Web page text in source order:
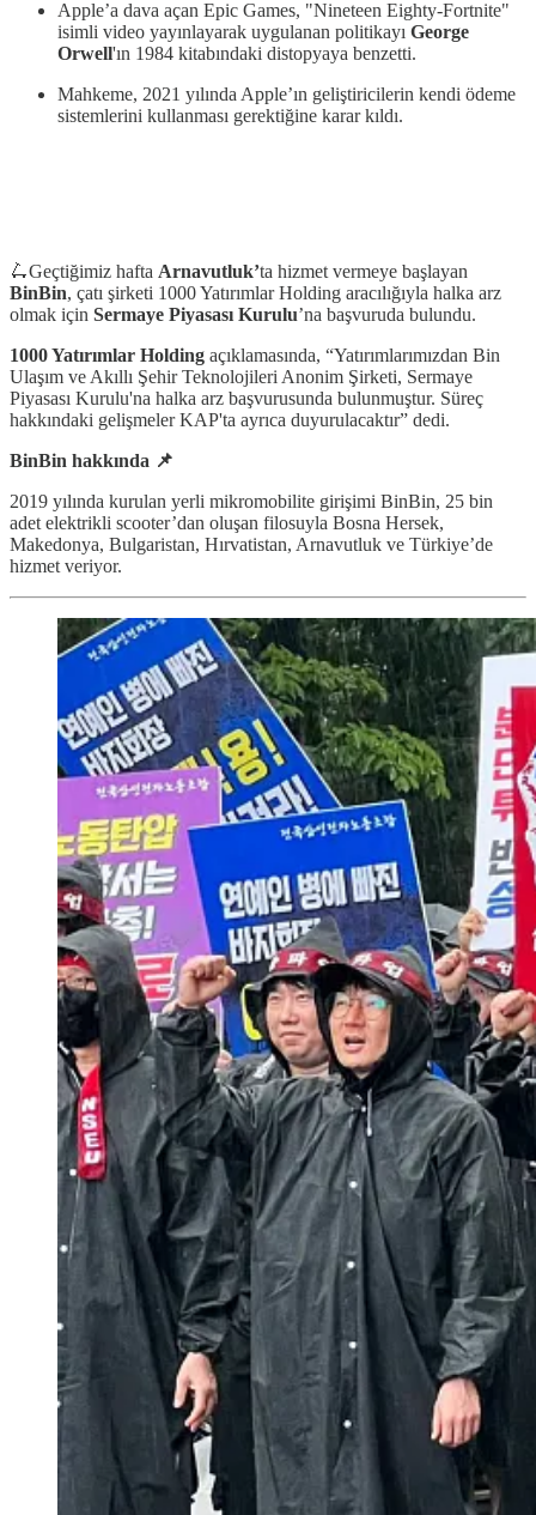
Apple’a dava açan Epic Games, "Nineteen Eighty-Fortnite"
isimli video yayınlayarak uygulanan politikayı George
Orwell'ın 1984 kitabındaki distopyaya benzetti.
Mahkeme, 2021 yılında Apple’ın geliştiricilerin kendi ödeme
sistemlerini kullanması gerektiğine karar kıldı.
🛴Geçtiğimiz hafta Arnavutluk’ta hizmet vermeye başlayan
BinBin, çatı şirketi 1000 Yatırımlar Holding aracılığıyla halka arz
olmak için Sermaye Piyasası Kurulu’na başvuruda bulundu.
1000 Yatırımlar Holding açıklamasında, “Yatırımlarımızdan Bin
Ulaşım ve Akıllı Şehir Teknolojileri Anonim Şirketi, Sermaye
Piyasası Kurulu'na halka arz başvurusunda bulunmuştur. Süreç
hakkındaki gelişmeler KAP'ta ayrıca duyurulacaktır” dedi.
BinBin hakkında 📌
2019 yılında kurulan yerli mikromobilite girişimi BinBin, 25 bin
adet elektrikli scooter’dan oluşan filosuyla Bosna Hersek,
Makedonya, Bulgaristan, Hırvatistan, Arnavutluk ve Türkiye’de
hizmet veriyor.